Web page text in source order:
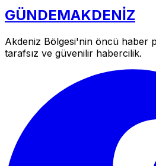
GÜNDEMAKDENİZ
Akdeniz Bölgesi'nin öncü haber
tarafsız ve güvenilir habercilik.